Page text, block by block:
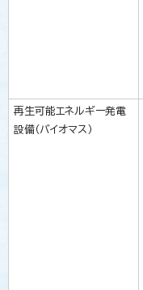
再生可能エネルギー発電
設備（バイオマス）